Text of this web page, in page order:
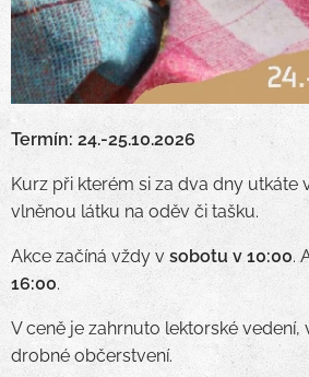
Termín: 24.-25.10.2026
Kurz při kterém si za dva dny utkáte
vlněnou látku na oděv či tašku.
Akce začíná vždy v sobotu v 10:00.
16:00.
V ceně je zahrnuto lektorské vedení,
drobné občerstvení.